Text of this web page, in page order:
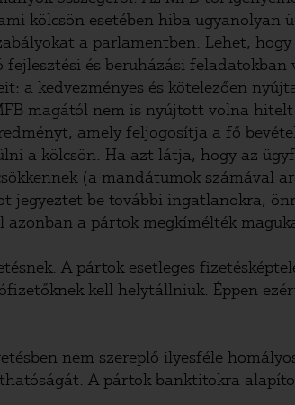
kölcsön esetében hiba ugyanolyan
a parlamentben. Lehet, hogy
és beruházási feladatokban
a kedvezményes és kötelezően
magától nem is nyújtott volna
amely feljogosítja a fő
a kölcsön. Ha azt látja, hogy az
(a mandátumok számával
jegyeztet be további ingatlanokra,
a pártok megkímélték
A pártok esetleges
kell helytállniuk. Éppen
nem szereplő ilyesféle
A pártok banktitokra